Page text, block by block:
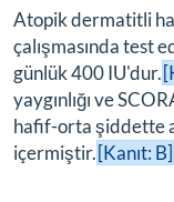
Atopik dermatitli
çalışmasında test
günlük 400 IU'dur.
yaygınlığı ve
hafif-orta şiddette
içermiştir.[Kanıt: B]